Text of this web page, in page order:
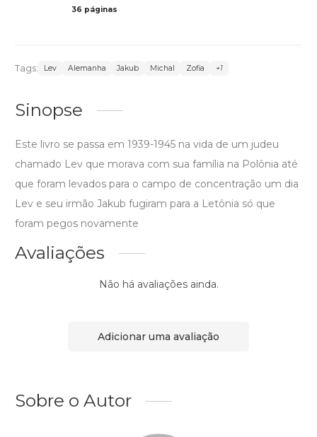
36 páginas
Tags: Lev Alemanha Jakub Michal Zofia +1
Sinopse
Este livro se passa em 1939-1945 na vida de um judeu
chamado Lev que morava com sua família na Polônia até
que foram levados para o campo de concentração um dia
Lev e seu irmão Jakub fugiram para a Letônia só que
foram pegos novamente
Avaliações
Não há avaliações ainda.
Adicionar uma avaliação
Sobre o Autor